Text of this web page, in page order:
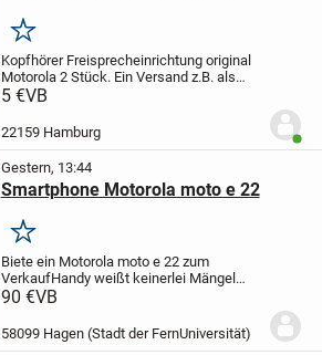
Merken
Kopfhörer Freisprecheinrichtung original
Motorola 2 Stück. Ein Versand z.B. als
kostengünstiger Brief/Warensendung ist
zahlen!Der Artikel ist...
5 €VB
22159 Hamburg
Gestern, 13:44
Smartphone Motorola moto e 22
Merken
Biete ein Motorola moto e 22 zum
VerkaufHandy weißt keinerlei Mängel
oder Beschädigungen auf
720 x 1600 Pixeln und 90Hz
Bildwiederholrate.
90 €VB
58099 Hagen (Stadt der FernUniversität)